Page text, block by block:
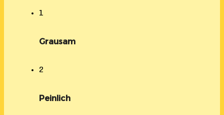
1
Grausam
2
Peinlich